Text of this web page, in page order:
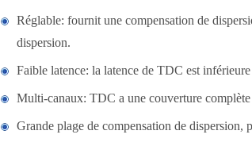
Réglable: fournit une compensation de
dispersion.
Faible latence: la latence de TDC est
Multi-canaux: TDC a une couverture
Grande plage de compensation de dispersion,